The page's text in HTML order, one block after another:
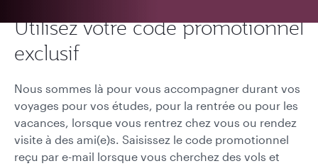
Utilisez votre code promotionnel
exclusif
Nous sommes là pour vous accompagner durant vos
voyages pour vos études, pour la rentrée ou pour les
vacances, lorsque vous rentrez chez vous ou rendez
visite à des ami(e)s. Saisissez le code promotionnel
reçu par e-mail lorsque vous cherchez des vols et